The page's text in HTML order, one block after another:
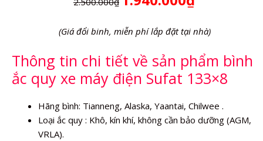
(Giá đổi binh, miễn phí lắp đặt tại nhà)
Thông tin chi tiết về sản phẩm bình
ắc quy xe máy điện Sufat 133×8
Hãng bình: Tianneng, Alaska, Yaantai, Chilwee .
Loại ắc quy : Khô, kín khí, không cần bảo dưỡng (AGM,
VRLA).